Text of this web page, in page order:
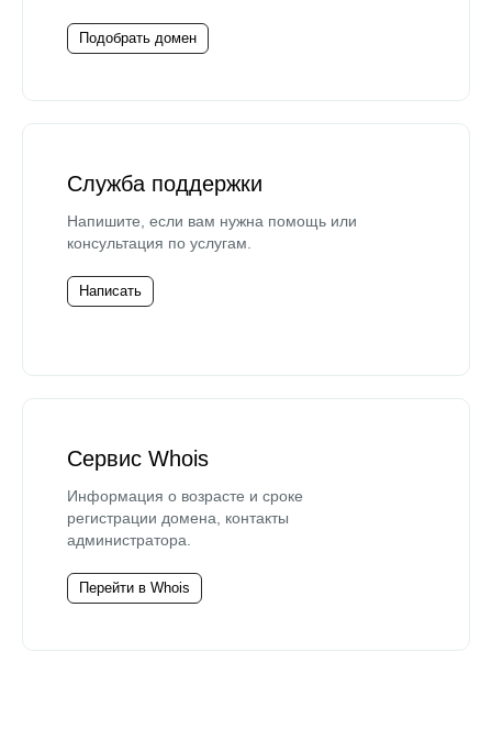
Подобрать домен
Служба поддержки
Напишите, если вам нужна помощь или
консультация по услугам.
Написать
Сервис Whois
Информация о возрасте и сроке
регистрации домена, контакты
администратора.
Перейти в Whois